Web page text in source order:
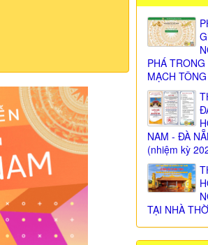
PHÁ
MẠCH
NAM - ĐÀ
(nhiệm kỳ
TẠI NHÀ